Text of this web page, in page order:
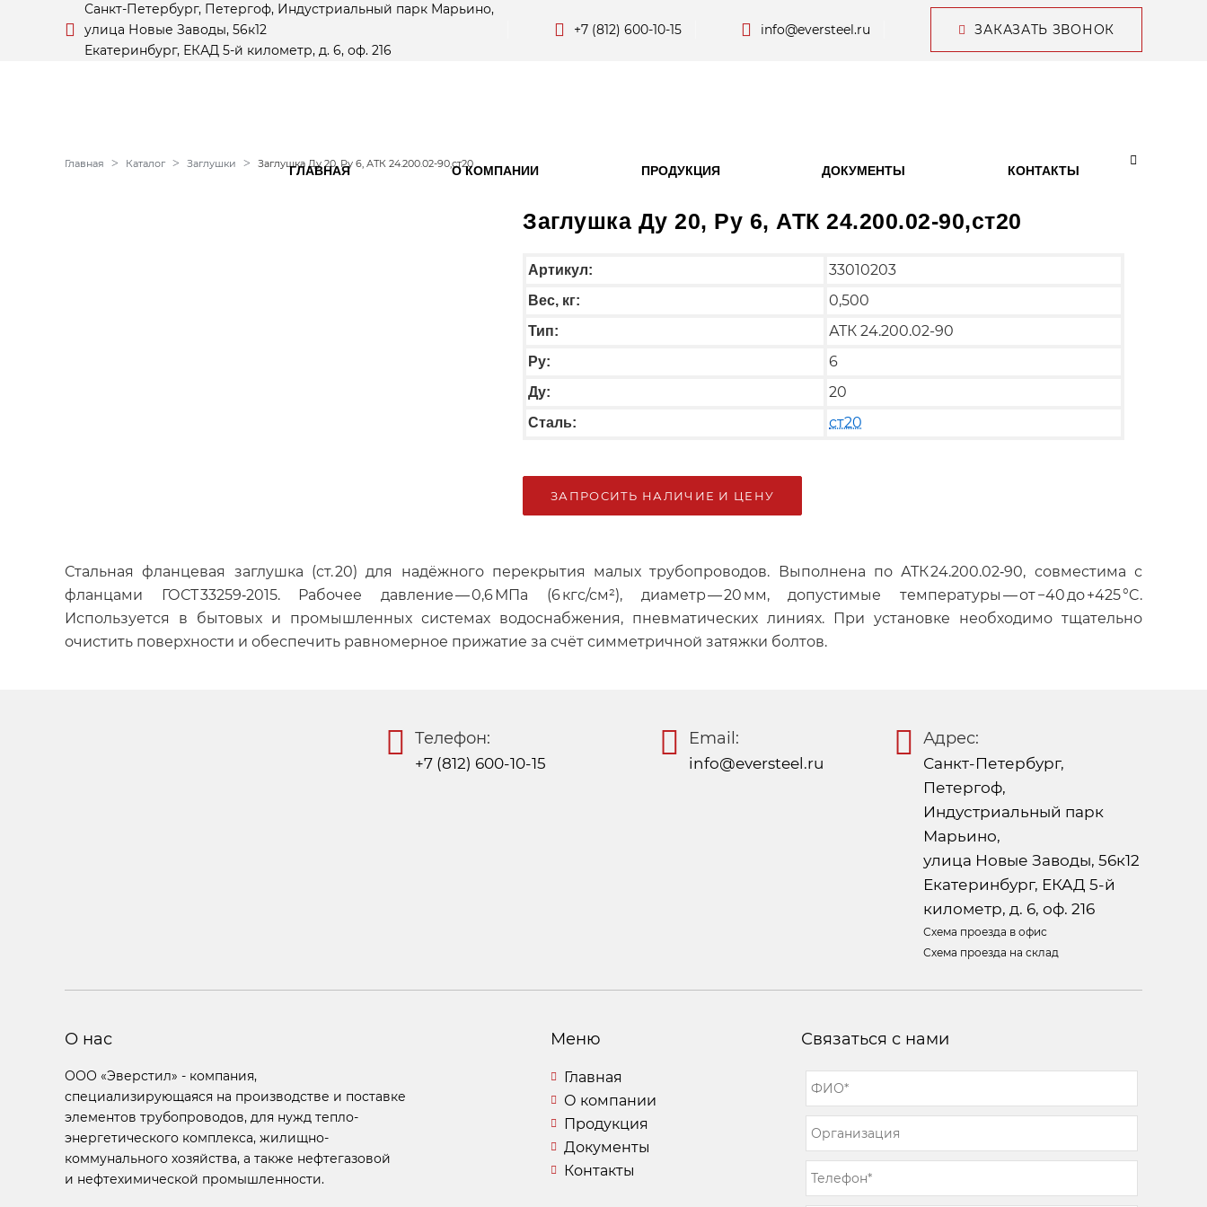
Санкт-Петербург, Петергоф, Индустриальный парк Марьино,
улица Новые Заводы, 56к12
Екатеринбург, ЕКАД 5-й километр, д. 6, оф. 216
+7 (812) 600-10-15 info@eversteel.ru ЗАКАЗАТЬ ЗВОНОК
ГЛАВНАЯ О КОМПАНИИ ПРОДУКЦИЯ ДОКУМЕНТЫ КОНТАКТЫ
Главная Каталог Заглушки Заглушка Ду 20, Ру 6, АТК 24.200.02-90,ст20
Заглушка Ду 20, Ру 6, АТК 24.200.02-90,ст20
Артикул: 33010203
Вес, кг: 0,500
Тип: АТК 24.200.02-90
Py: 6
Ду: 20
Сталь: ст20
ЗАПРОСИТЬ НАЛИЧИЕ И ЦЕНУ
Стальная фланцевая заглушка (ст. 20) для надёжного перекрытия малых трубопроводов. Выполнена по АТК 24.200.02‑90, совместима с
фланцами ГОСТ 33259‑2015. Рабочее давление — 0,6 МПа (6 кгс/см²), диаметр — 20 мм, допустимые температуры — от −40 до +425 °C.
Используется в бытовых и промышленных системах водоснабжения, пневматических линиях. При установке необходимо тщательно
очистить поверхности и обеспечить равномерное прижатие за счёт симметричной затяжки болтов.
Телефон:
+7 (812) 600-10-15
Email:
info@eversteel.ru
Адрес:
Санкт-Петербург,
Петергоф,
Индустриальный парк
Марьино,
улица Новые Заводы, 56к12
Екатеринбург, ЕКАД 5-й
километр, д. 6, оф. 216
Схема проезда в офис
Схема проезда на склад
О нас
ООО «Эверстил» - компания,
специализирующаяся на производстве и поставке
элементов трубопроводов, для нужд тепло-
энергетического комплекса, жилищно-
коммунального хозяйства, а также нефтегазовой
и нефтехимической промышленности.
Меню
Главная
О компании
Продукция
Документы
Контакты
Связаться с нами